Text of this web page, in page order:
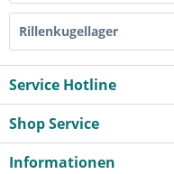
Rillenkugellager
Service Hotline
Shop Service
Informationen